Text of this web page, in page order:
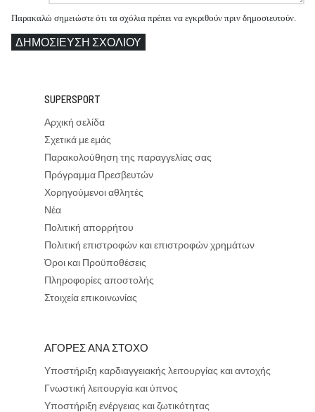
Παρακαλώ σημειώστε ότι τα σχόλια πρέπει να εγκριθούν πριν δημοσιευτούν.
ΔΗΜΟΣΊΕΥΣΗ ΣΧΟΛΊΟΥ
SUPERSPORT
Αρχική σελίδα
Σχετικά με εμάς
Παρακολούθηση της παραγγελίας σας
Πρόγραμμα Πρεσβευτών
Χορηγούμενοι αθλητές
Νέα
Πολιτική απορρήτου
Πολιτική επιστροφών και επιστροφών χρημάτων
Όροι και Προϋποθέσεις
Πληροφορίες αποστολής
Στοιχεία επικοινωνίας
ΑΓΟΡΕΣ ΑΝΑ ΣΤΟΧΟ
Υποστήριξη καρδιαγγειακής λειτουργίας και αντοχής
Γνωστική λειτουργία και ύπνος
Υποστήριξη ενέργειας και ζωτικότητας